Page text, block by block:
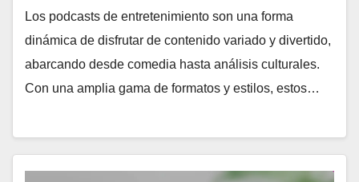
Los podcasts de entretenimiento son una forma
dinámica de disfrutar de contenido variado y divertido,
abarcando desde comedia hasta análisis culturales.
Con una amplia gama de formatos y estilos, estos…